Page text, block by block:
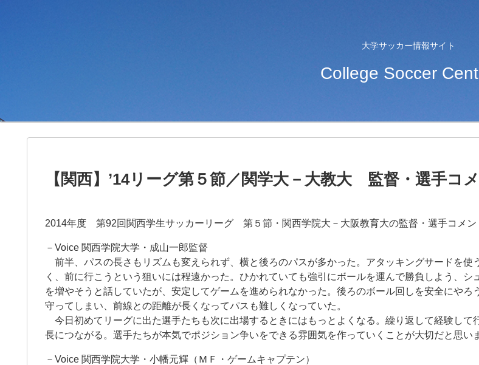
大学サッカー情報サイト
College Soccer
【関西】’14リーグ第５節／関学大－大教大 監督・選手コ
2014年度 第92回関西学生サッカーリーグ 第５節・関西学院大－大阪教育大の監督・選手コメン
－Voice 関西学院大学・成山一郎監督
前半、パスの長さもリズムも変えられず、横と後ろのパスが多かった。アタッキングサードを使
く、前に行こうという狙いには程遠かった。ひかれていても強引にボールを運んで勝負しよう、シ
を増やそうと話していたが、安定してゲームを進められなかった。後ろのボール回しを安全にやろ
守ってしまい、前線との距離が長くなってパスも難しくなっていた。
今日初めてリーグに出た選手たちも次に出場するときにはもっとよくなる。繰り返して経験して
長につながる。選手たちが本気でポジション争いをできる雰囲気を作っていくことが大切だと思い
－Voice 関西学院大学・小幡元輝（ＭＦ・ゲームキャプテン）